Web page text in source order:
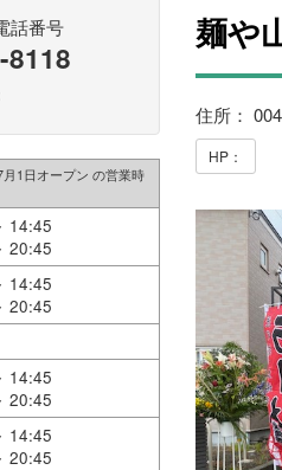
話番号
8118
1日オープン の営業時
14:45
20:45
14:45
20:45
14:45
20:45
14:45
20:45
麺や
住所：
HP：